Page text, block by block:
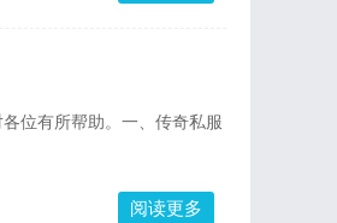
位有所帮助。一、传奇私服
阅读更多